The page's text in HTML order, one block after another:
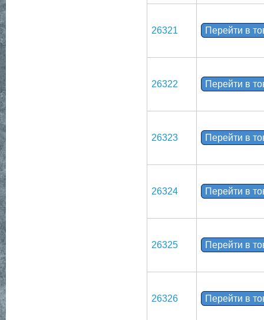
26321 Перейти в
26322 Перейти в
26323 Перейти в
26324 Перейти в
26325 Перейти в
26326 Перейти в